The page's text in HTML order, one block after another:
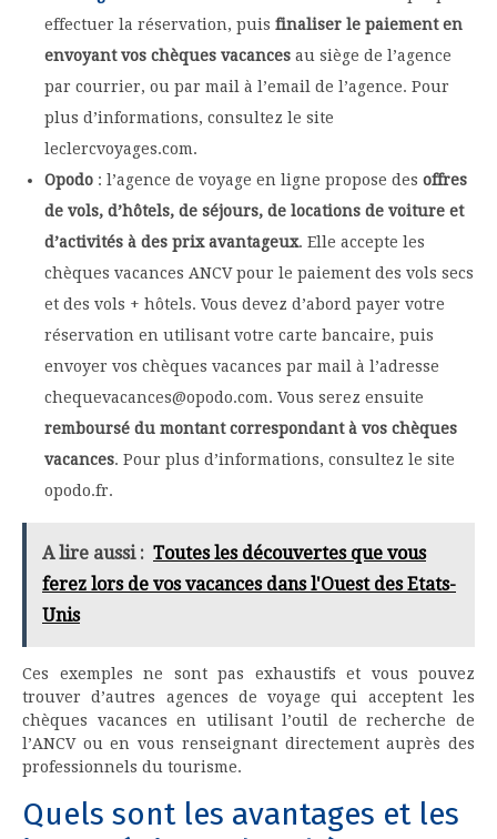
effectuer la réservation, puis finaliser le paiement en
envoyant vos chèques vacances au siège de l’agence
par courrier, ou par mail à l’email de l’agence. Pour
plus d’informations, consultez le site
leclercvoyages.com.
Opodo : l’agence de voyage en ligne propose des offres
de vols, d’hôtels, de séjours, de locations de voiture et
d’activités à des prix avantageux. Elle accepte les
chèques vacances ANCV pour le paiement des vols secs
et des vols + hôtels. Vous devez d’abord payer votre
réservation en utilisant votre carte bancaire, puis
envoyer vos chèques vacances par mail à l’adresse
chequevacances@opodo.com. Vous serez ensuite
remboursé du montant correspondant à vos chèques
vacances. Pour plus d’informations, consultez le site
opodo.fr.
A lire aussi : Toutes les découvertes que vous
ferez lors de vos vacances dans l'Ouest des Etats-
Unis
Ces exemples ne sont pas exhaustifs et vous pouvez
trouver d’autres agences de voyage qui acceptent les
chèques vacances en utilisant l’outil de recherche de
l’ANCV ou en vous renseignant directement auprès des
professionnels du tourisme.
Quels sont les avantages et les